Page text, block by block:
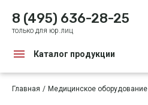
8 (495) 636-28-25
только для юр.лиц
Каталог продукции
Главная Медицинское оборудование